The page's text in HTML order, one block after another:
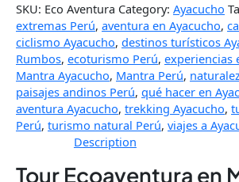
SKU: Eco Aventura Category: Ayacucho
extremas Perú, aventura en Ayacucho,
ciclismo Ayacucho, destinos turísticos
Rumbos, ecoturismo Perú, experiencias
Mantra Ayacucho, Mantra Perú,
paisajes andinos Perú, qué hacer en
aventura Ayacucho, trekking Ayacucho,
Perú, turismo natural Perú, viajes a
Description
Tour Ecoaventura en